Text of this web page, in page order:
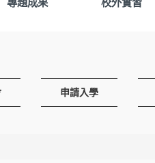
專題成果 校外實習
申請入學